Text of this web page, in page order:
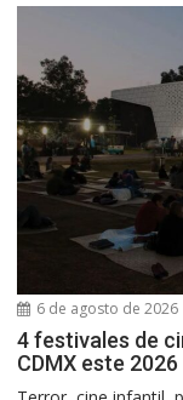
6 de agosto de 2026
4 festivales de
CDMX este 2026